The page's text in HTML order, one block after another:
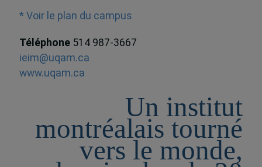
* Voir le plan du campus
Téléphone 514 987-3667
ieim@uqam.ca
www.uqam.ca
Un institut
montréalais tourné
vers le monde,